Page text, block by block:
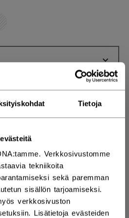
Tietoja
Verkkosivustomme
tekniikoita
sekä paremman
sisällön tarjoamiseksi.
verkkosivuston
Lisätietoja evästeiden
AVAA